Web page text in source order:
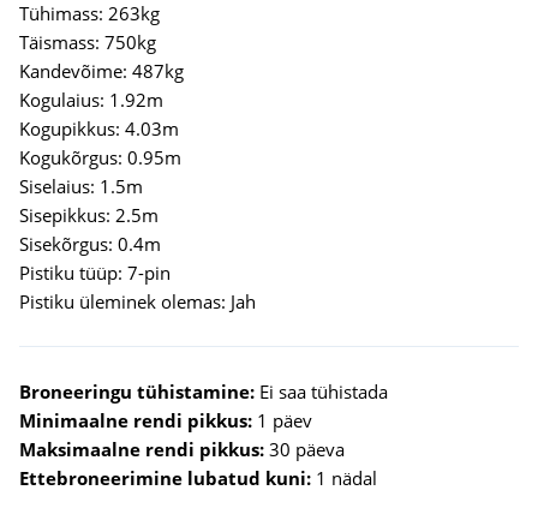
Tühimass: 263kg
Täismass: 750kg
Kandevõime: 487kg
Kogulaius: 1.92m
Kogupikkus: 4.03m
Kogukõrgus: 0.95m
Siselaius: 1.5m
Sisepikkus: 2.5m
Sisekõrgus: 0.4m
Pistiku tüüp: 7-pin
Pistiku üleminek olemas: Jah
Broneeringu tühistamine: Ei saa tühistada
Minimaalne rendi pikkus: 1 päev
Maksimaalne rendi pikkus: 30 päeva
Ettebroneerimine lubatud kuni: 1 nädal